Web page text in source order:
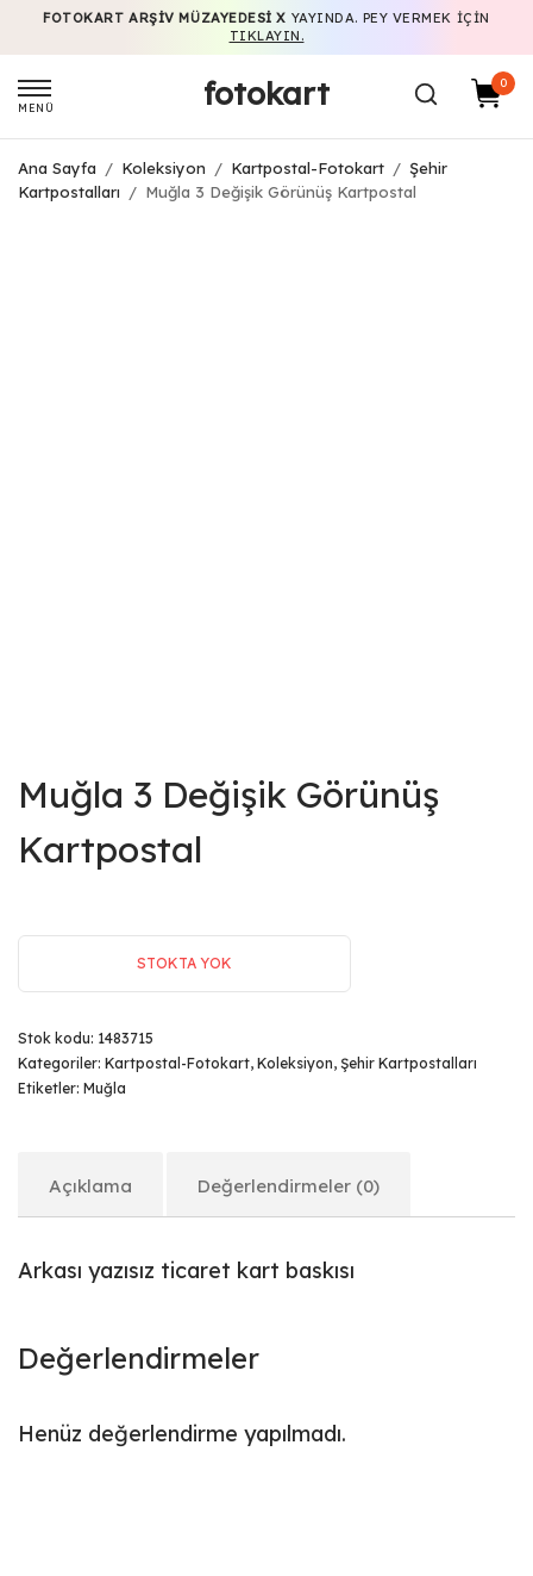
FOTOKART ARŞIV MÜZAYEDESI X YAYINDA. PEY VERMEK IÇIN
TIKLAYIN.
MENÜ fotokart 0
Ana Sayfa / Koleksiyon / Kartpostal-Fotokart / Şehir
Kartpostalları
/ Muğla 3 Değişik Görünüş Kartpostal
Muğla 3 Değişik Görünüş
Kartpostal
STOKTA YOK
Stok kodu: 1483715
Kategoriler: Kartpostal-Fotokart, Koleksiyon, Şehir Kartpostalları
Etiketler: Muğla
Açıklama Değerlendirmeler (0)
Arkası yazısız ticaret kart baskısı
Değerlendirmeler
Henüz değerlendirme yapılmadı.